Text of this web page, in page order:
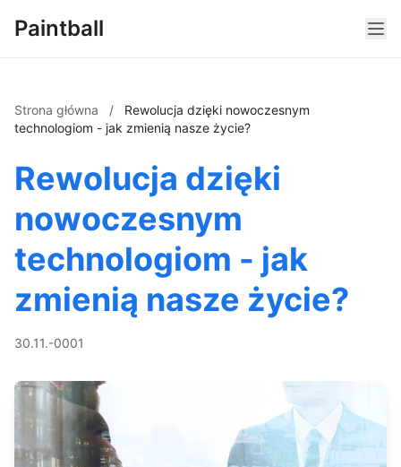
Paintball
Strona główna /
Rewolucja dzięki nowoczesnym
technologiom - jak zmienią nasze życie?
Rewolucja dzięki
nowoczesnym
technologiom - jak
zmienią nasze życie?
30.11.-0001